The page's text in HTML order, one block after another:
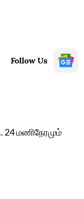
Follow Us
மணிநேரமும்